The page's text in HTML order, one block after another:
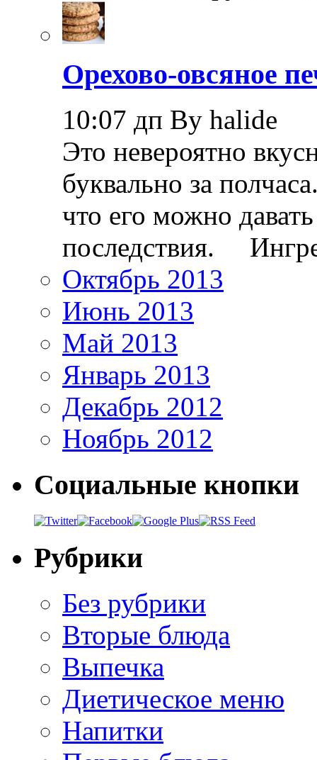
Орехово-овсяное
10:07 дп By halide
Это невероятно
буквально за
что его можно
последствия.
Октябрь 2013
Июнь 2013
Май 2013
Январь 2013
Декабрь 2012
Ноябрь 2012
Социальные кнопки
Рубрики
Без рубрики
Вторые блюда
Выпечка
Диетическое меню
Напитки